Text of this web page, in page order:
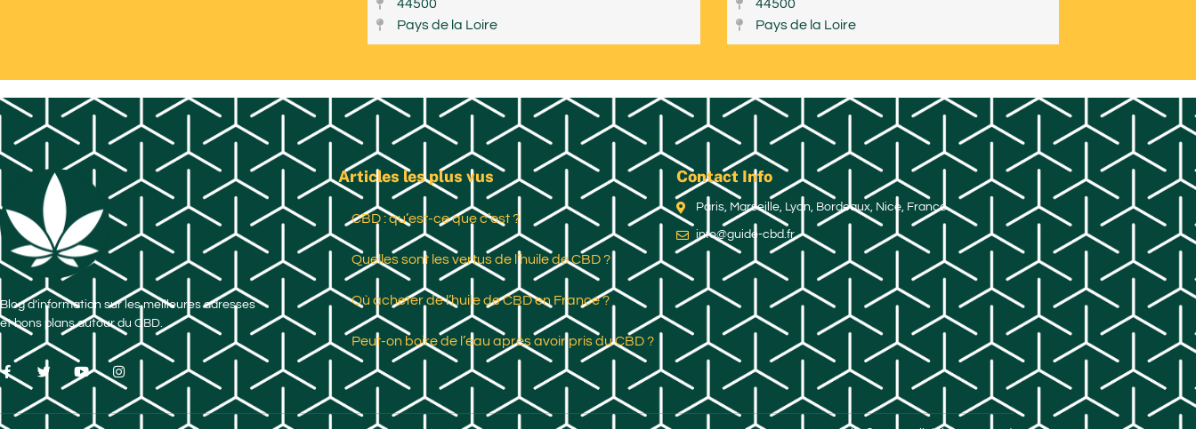
44500
Pays de la Loire
44500
Pays de la Loire
Blog d’information sur les meilleures adresses
et bons plans autour du CBD.
Articles les plus vus
CBD : qu’est-ce que c’est ?
Quelles sont les vertus de l’huile de CBD ?
Où acheter de l’huile de CBD en France ?
Peut-on boire de l’eau après avoir pris du CBD ?
Contact Info
Paris, Marseille, Lyon, Bordeaux, Nice, France
info@guide-cbd.fr